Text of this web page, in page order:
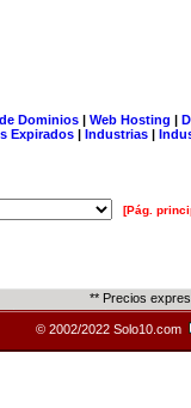
Dominios| Web Hosting |
Expirados | Industrias |
[Pág.
** Precios
© 2002/2022 Solo10.com